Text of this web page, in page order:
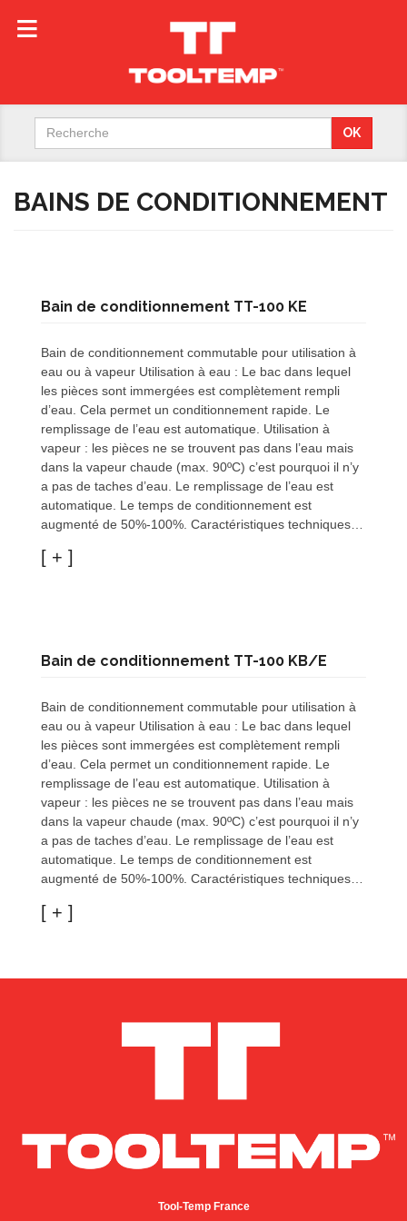
Search
OK
BAINS DE CONDITIONNEMENT
Bain de conditionnement TT-100 KE
Bain de conditionnement commutable pour utilisation à
eau ou à vapeur Utilisation à eau : Le bac dans lequel
les pièces sont immergées est complètement rempli
d’eau. Cela permet un conditionnement rapide. Le
remplissage de l’eau est automatique. Utilisation à
vapeur : les pièces ne se trouvent pas dans l’eau mais
dans la vapeur chaude (max. 90ºC) c’est pourquoi il n’y
a pas de taches d’eau. Le remplissage de l’eau est
automatique. Le temps de conditionnement est
augmenté de 50%-100%. Caractéristiques techniques…
Bain de conditionnement TT-100 KB/E
Bain de conditionnement commutable pour utilisation à
eau ou à vapeur Utilisation à eau : Le bac dans lequel
les pièces sont immergées est complètement rempli
d’eau. Cela permet un conditionnement rapide. Le
remplissage de l’eau est automatique. Utilisation à
vapeur : les pièces ne se trouvent pas dans l’eau mais
dans la vapeur chaude (max. 90ºC) c’est pourquoi il n’y
a pas de taches d’eau. Le remplissage de l’eau est
automatique. Le temps de conditionnement est
augmenté de 50%-100%. Caractéristiques techniques…
Tool-Temp France